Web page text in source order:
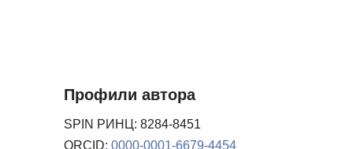
Профили автора
SPIN РИНЦ: 8284-8451
ORCID: 0000-0001-6679-4454